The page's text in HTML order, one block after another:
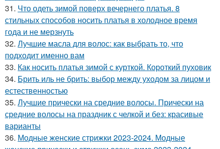
31. Что одеть зимой поверх вечернего платья. 8
стильных способов носить платья в холодное время
года и не мерзнуть
32. Лучшие масла для волос: как выбрать то, что
подходит именно вам
33. Как носить платья зимой с курткой. Короткий пуховик
34. Брить иль не брить: выбор между уходом за лицом и
естественностью
35. Лучшие прически на средние волосы. Прически на
средние волосы на праздник с челкой и без: красивые
варианты
36. Модные женские стрижки 2023-2024. Модные